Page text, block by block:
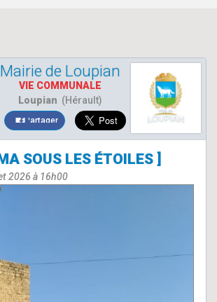
Mairie de Loupian
VIE COMMUNALE
Loupian (Hérault)
Partager
SOUS LES ÉTOILES ]
2026 à 16h00